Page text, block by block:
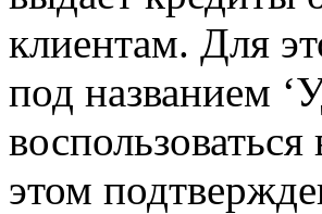
клиентам. Для
под названием
этом